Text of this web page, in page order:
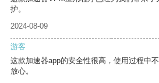
护。
2024-08-09
游客
这款加速器app的安全性很高，使用过程中
放心。